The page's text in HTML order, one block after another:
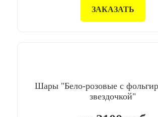
ЗАКАЗАТЬ
Шары "Бело-розовые с
звездочкой"